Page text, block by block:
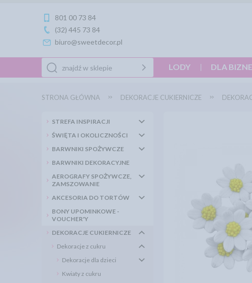
801 00 73 84
(32) 445 73 84
biuro@sweetdecor.pl
LODY DLA
STRONA GŁÓWNA DEKORACJE CUKIERNICZE
STREFA INSPIRACJI
ŚWIĘTA I OKOLICZNOŚCI
BARWNIKI SPOŻYWCZE
BARWNIKI DEKORACYJNE
AEROGRAFY SPOŻYWCZE,
ZAMSZOWANIE
AKCESORIA DO TORTÓW
BONY UPOMINKOWE -
VOUCHER'Y
DEKORACJE CUKIERNICZE
Dekoracje z cukru
Dekoracje dla dzieci
Kwiaty z cukru